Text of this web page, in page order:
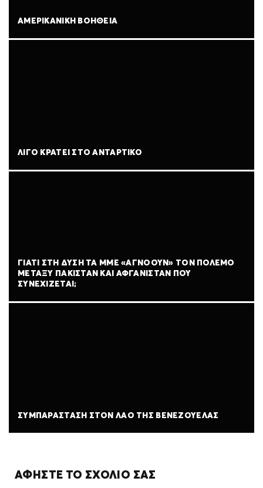
ΑΜΕΡΙΚΑΝΙΚΉ ΒΟΉΘΕΙΑ
ΛΊΓΟ ΚΡΆΤΕΙ ΣΤΟ ΑΝΤΆΡΤΙΚΟ
ΓΙΑΤΊ ΣΤΗ ΔΎΣΗ ΤΑ ΜΜΕ «ΑΓΝΟΟΎΝ» ΤΟΝ ΠΌΛΕΜΟ
ΜΕΤΑΞΎ ΠΑΚΙΣΤΆΝ ΚΑΙ ΑΦΓΑΝΙΣΤΆΝ ΠΟΥ
ΣΥΝΕΧΊΖΕΤΑΙ;
ΣΥΜΠΑΡΆΣΤΑΣΗ ΣΤΟΝ ΛΑΌ ΤΗΣ ΒΕΝΕΖΟΥΈΛΑΣ
ΑΦΉΣΤΕ ΤΟ ΣΧΌΛΙΌ ΣΑΣ